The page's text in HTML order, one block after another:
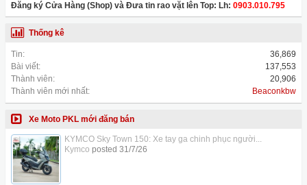
Đăng ký Cửa Hàng (Shop) và Đưa tin rao vặt lên Top: Lh: 0903.010.795
Thống kê
Tin:
36,869
Bài viết:
137,553
Thành viên:
20,906
Thành viên mới nhất:
Beaconkbw
Xe Moto PKL mới đăng bán
KYMCO Sky Town 150: Xe tay ga chinh phục người...
Kymco posted 31/7/26